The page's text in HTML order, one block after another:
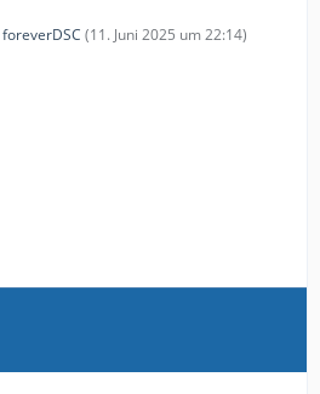
foreverDSC (11. Juni 2025 um 22:14)